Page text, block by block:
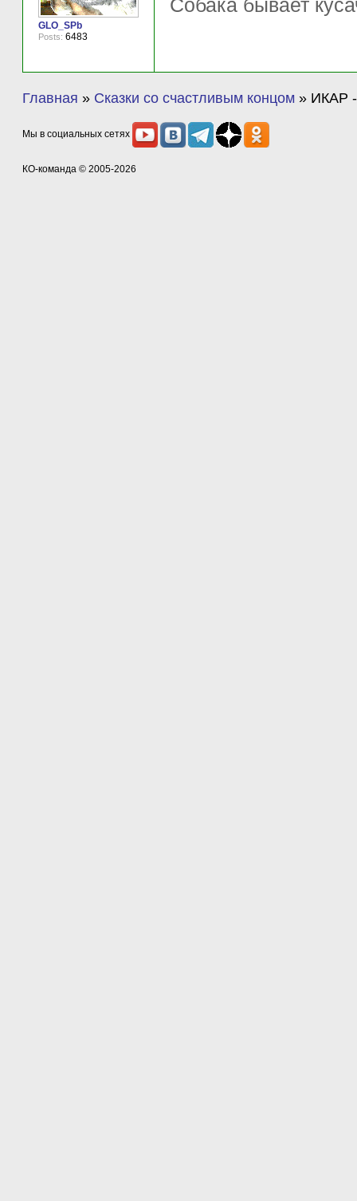
GLO_SPb
Posts: 6483
Собака бывает
Главная » Сказки со счастливым концом » ИКАР
Мы в социальных сетях
КО-команда © 2005-2026